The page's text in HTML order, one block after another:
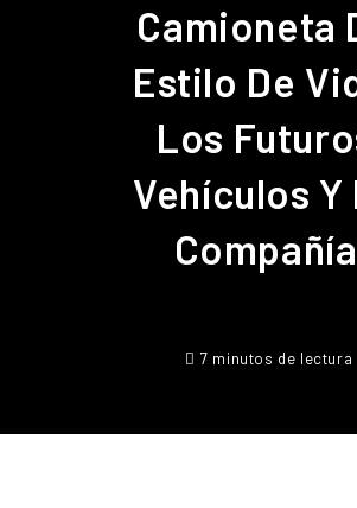
Camioneta
Estilo De
Los
Vehículos Y
Compañía
7 minutos de lectura